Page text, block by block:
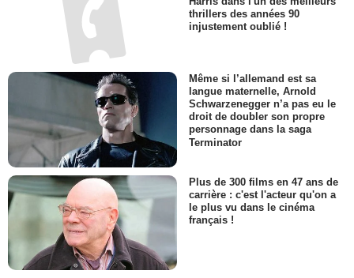
thrillers des années 90
injustement oublié !
Même si l’allemand est sa
langue maternelle, Arnold
Schwarzenegger n’a pas eu le
droit de doubler son propre
personnage dans la saga
Terminator
Plus de 300 films en 47 ans de
carrière : c'est l'acteur qu'on a
le plus vu dans le cinéma
français !